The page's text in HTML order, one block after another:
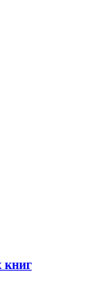
книг